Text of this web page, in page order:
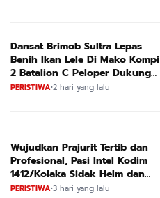
Dansat Brimob Sultra Lepas
Benih Ikan Lele Di Mako Kompi
2 Batalion C Peloper Dukung
ketahanan Pangan Nasional
PERISTIWA•2 hari yang lalu
Wujudkan Prajurit Tertib dan
Profesional, Pasi Intel Kodim
1412/Kolaka Sidak Helm dan
Kendaraan
PERISTIWA•3 hari yang lalu